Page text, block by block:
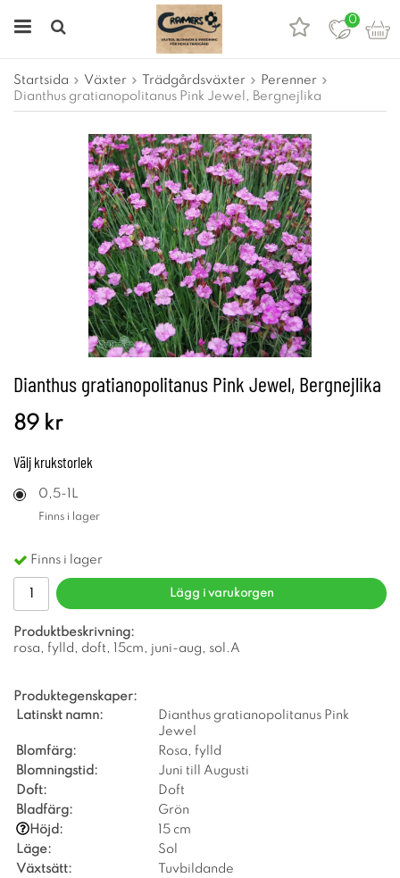
0
Startsida Växter Trädgårdsväxter
Perenner
Dianthus gratianopolitanus Pink Jewel, Bergnejlika
Dianthus gratianopolitanus Pink Jewel, Bergnejlika
89 kr
Välj krukstorlek
0,5-1L
Finns i lager
Finns i lager
Lägg i varukorgen
Produktbeskrivning:
rosa, fylld, doft, 15cm, juni-aug, sol.A
Produktegenskaper:
Latinskt namn:
Dianthus gratianopolitanus Pink
Jewel
Blomfärg:
Rosa, fylld
Blomningstid:
Juni till Augusti
Doft:
Doft
Bladfärg:
Grön
Höjd:
15 cm
Läge:
Sol
Växtsätt:
Tuvbildande